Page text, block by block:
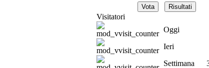
Visitatori
Oggi
Ieri
Settimana